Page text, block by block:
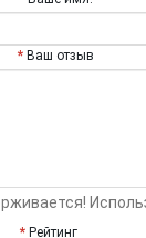
Ваш отзыв
Рейтинг